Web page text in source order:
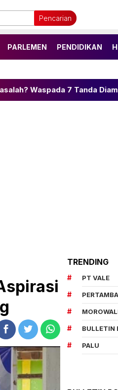
Pencarian
PARLEMEN PENDIDIKAN
7 Tanda Diam-diam Ini
TRENDING
PT VALE
BULLETIN
PALU